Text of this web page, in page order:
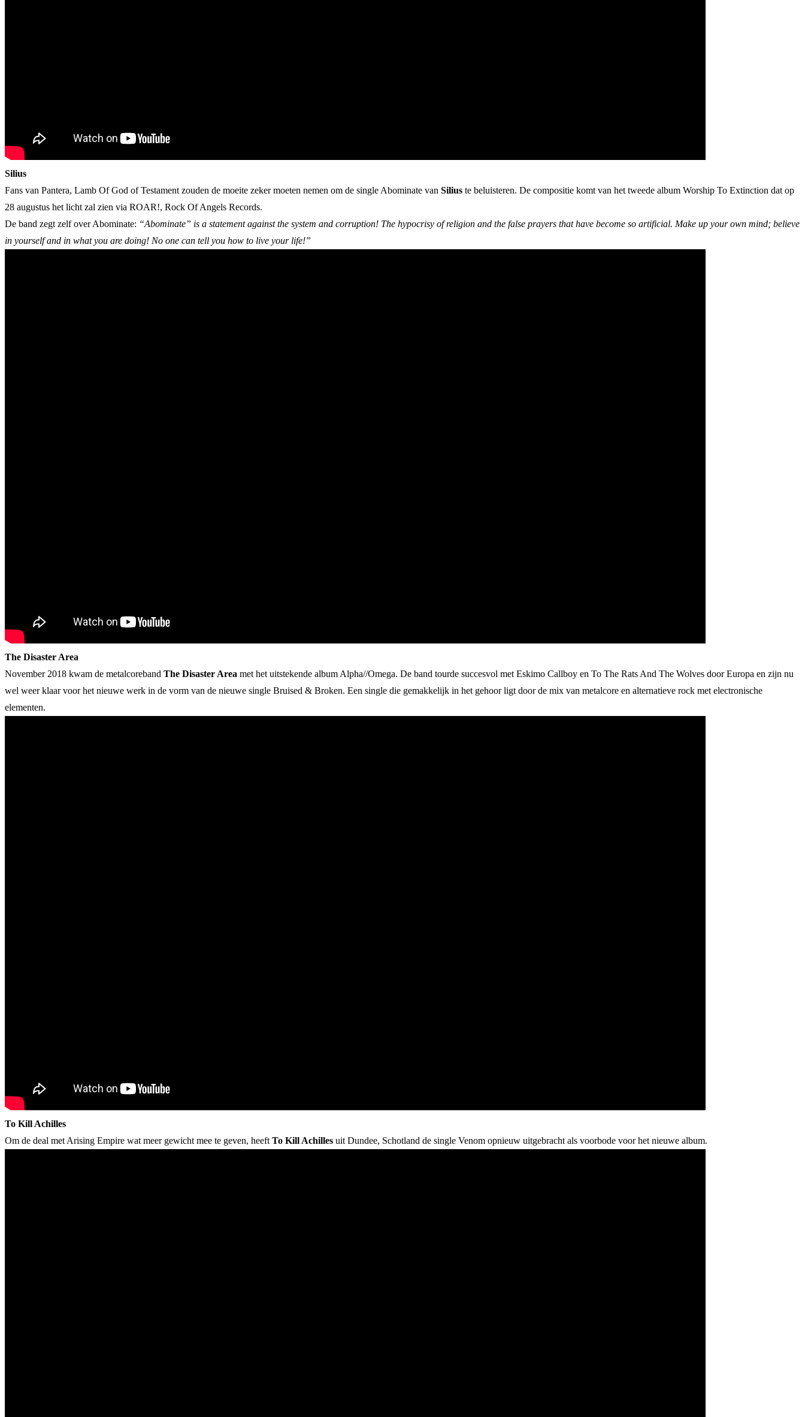
Silius
Fans van Pantera, Lamb Of God of Testament zouden de moeite zeker moeten nemen om de single Abominate van Silius te beluisteren. De compositie komt van het tweede album Worship To Extinction dat op
28 augustus het licht zal zien via ROAR!, Rock Of Angels Records.
De band zegt zelf over Abominate: “Abominate” is a statement against the system and corruption! The hypocrisy of religion and the false prayers that have become so artificial. Make up your own mind; believe
in yourself and in what you are doing! No one can tell you how to live your life!”
The Disaster Area
November 2018 kwam de metalcoreband The Disaster Area met het uitstekende album Alpha//Omega. De band tourde succesvol met Eskimo Callboy en To The Rats And The Wolves door Europa en zijn nu
wel weer klaar voor het nieuwe werk in de vorm van de nieuwe single Bruised & Broken. Een single die gemakkelijk in het gehoor ligt door de mix van metalcore en alternatieve rock met electronische
elementen.
To Kill Achilles
Om de deal met Arising Empire wat meer gewicht mee te geven, heeft To Kill Achilles uit Dundee, Schotland de single Venom opnieuw uitgebracht als voorbode voor het nieuwe album.